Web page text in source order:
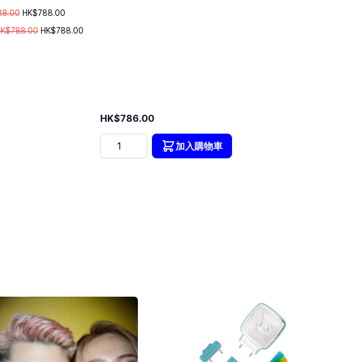
價格 HK$788.00 HK$788.00
格 HK$551.60 常規價格 HK$788.00 HK$788.00
HK$786.00
數量
加入購物車